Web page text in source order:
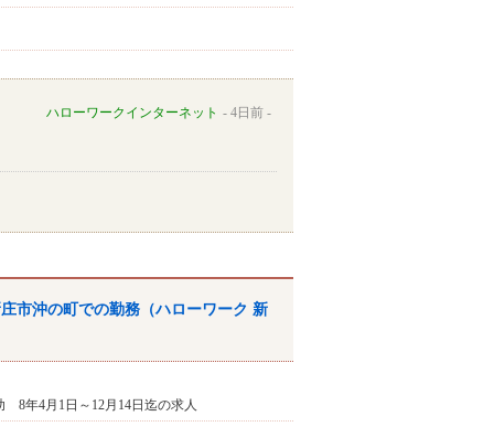
ハローワークインターネット 4日前
市沖の町での勤務（ハローワーク 新
8年4月1日～12月14日迄の求人